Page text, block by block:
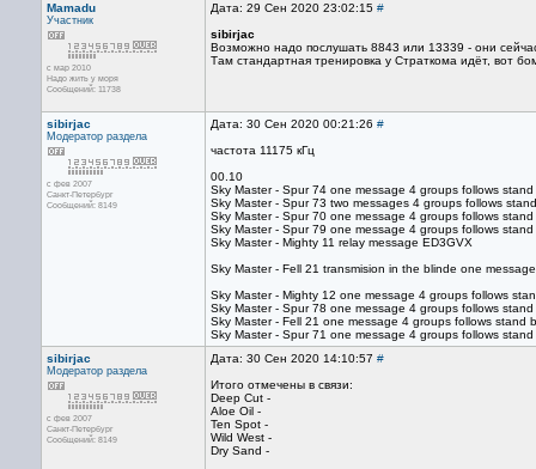
Mamadu
Участник
с мар 2010
Надо жить у моря
Сообщений: 11738
Дата: 29 Сен 2020 23:02:15 #
sibirjac
Возможно надо послушать 8843 или 13339 - они
Там стандартная тренировка у Страткома идёт, вот
sibirjac
Модератор раздела
с фев 2007
Санкт-Петербург
Сообщений: 8149
Дата: 30 Сен 2020 00:21:26 #
частота 11175 кГц
00.10
Sky Master - Spur 74 one message 4 groups follows stand
Sky Master - Spur 73 two messages 4 groups follows
Sky Master - Spur 70 one message 4 groups follows stand
Sky Master - Spur 79 one message 4 groups follows
Sky Master - Mighty 11 relay message ED3GVX
Sky Master - Fell 21 transmision in the blinde one
Sky Master - Mighty 12 one message 4 groups follows
Sky Master - Spur 78 one message 4 groups follows
Sky Master - Fell 21 one message 4 groups follows stand
Sky Master - Spur 71 one message 4 groups follows
sibirjac
Модератор раздела
с фев 2007
Санкт-Петербург
Сообщений: 8149
Дата: 30 Сен 2020 14:10:57 #
Итого отмечены в связи:
Deep Cut -
Aloe Oil -
Ten Spot -
Wild West -
Dry Sand -